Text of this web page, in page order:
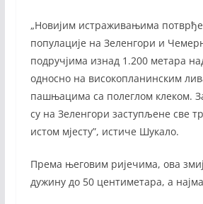
„Новијим истраживањима
популације на Зеленгори и
подручјима изнад 1.200 метара
односно на високопланинским
пашњацима са полеглом клеком.
су на Зеленгори заступљене све
истом мјесту”, истиче Шукало.
Према његовим ријечима, ова
дужину до 50 центиметара, а